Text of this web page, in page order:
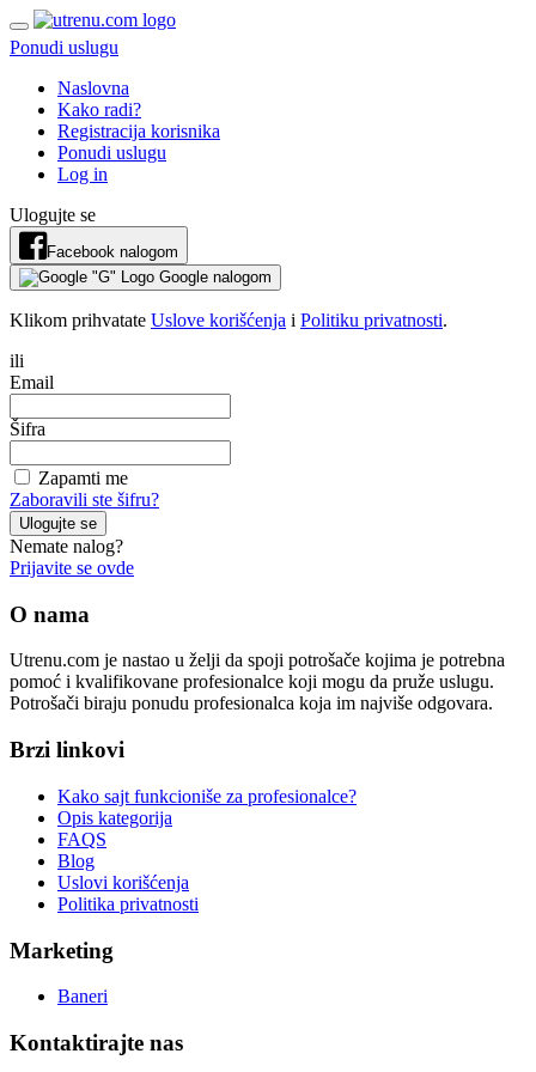
Ponudi uslugu
Naslovna
Kako radi?
Registracija korisnika
Ponudi uslugu
Log in
Ulogujte se
Facebook nalogom
Google nalogom
Klikom prihvatate Uslove korišćenja i Politiku privatnosti.
ili
Email
Šifra
Zapamti me
Zaboravili ste šifru?
Ulogujte se
Nemate nalog?
Prijavite se ovde
O nama
Utrenu.com je nastao u želji da spoji potrošače kojima je potrebna
pomoć i kvalifikovane profesionalce koji mogu da pruže uslugu.
Potrošači biraju ponudu profesionalca koja im najviše odgovara.
Brzi linkovi
Kako sajt funkcioniše za profesionalce?
Opis kategorija
FAQS
Blog
Uslovi korišćenja
Politika privatnosti
Marketing
Baneri
Kontaktirajte nas